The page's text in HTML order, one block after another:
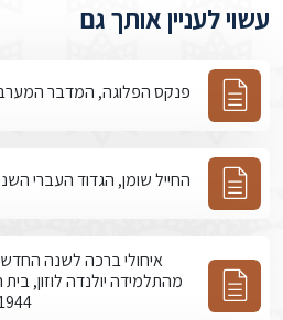
עשוי לעניין אותך גם
פנקס הפלוגה, המדבר המערבי 1942
החייל שומן, הגדוד העברי
איחולי ברכה לשנה
מהתלמידה יולנדה לוזון,